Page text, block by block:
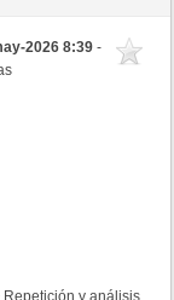
2026 8:39-
Repetición y análisis